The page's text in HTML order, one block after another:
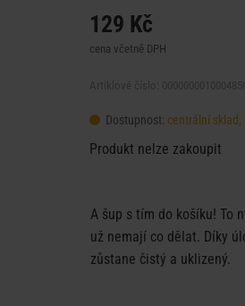
129 Kč
cena včetně DPH
Dostupnost: centrální
Produkt nelze zakoupit
A šup s tím do košíku! To
už nemají co dělat. Díky
zůstane čistý a uklizený.